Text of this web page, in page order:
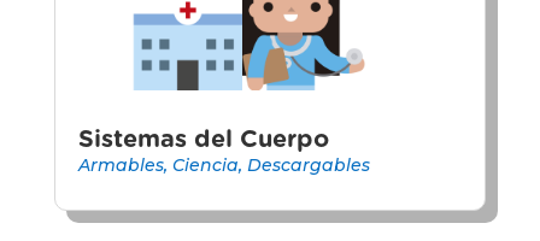
Sistemas del Cuerpo
Armables, Ciencia, Descargables